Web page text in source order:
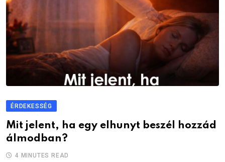
ÉRDEKESSÉG
Mit jelent, ha egy elhunyt beszél hozzád
álmodban?
4 MINUTES READ